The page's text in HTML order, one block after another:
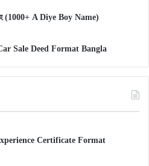
(1000+ A Diye Boy Name)
Car Sale Deed Format Bangla
Experience Certificate Format